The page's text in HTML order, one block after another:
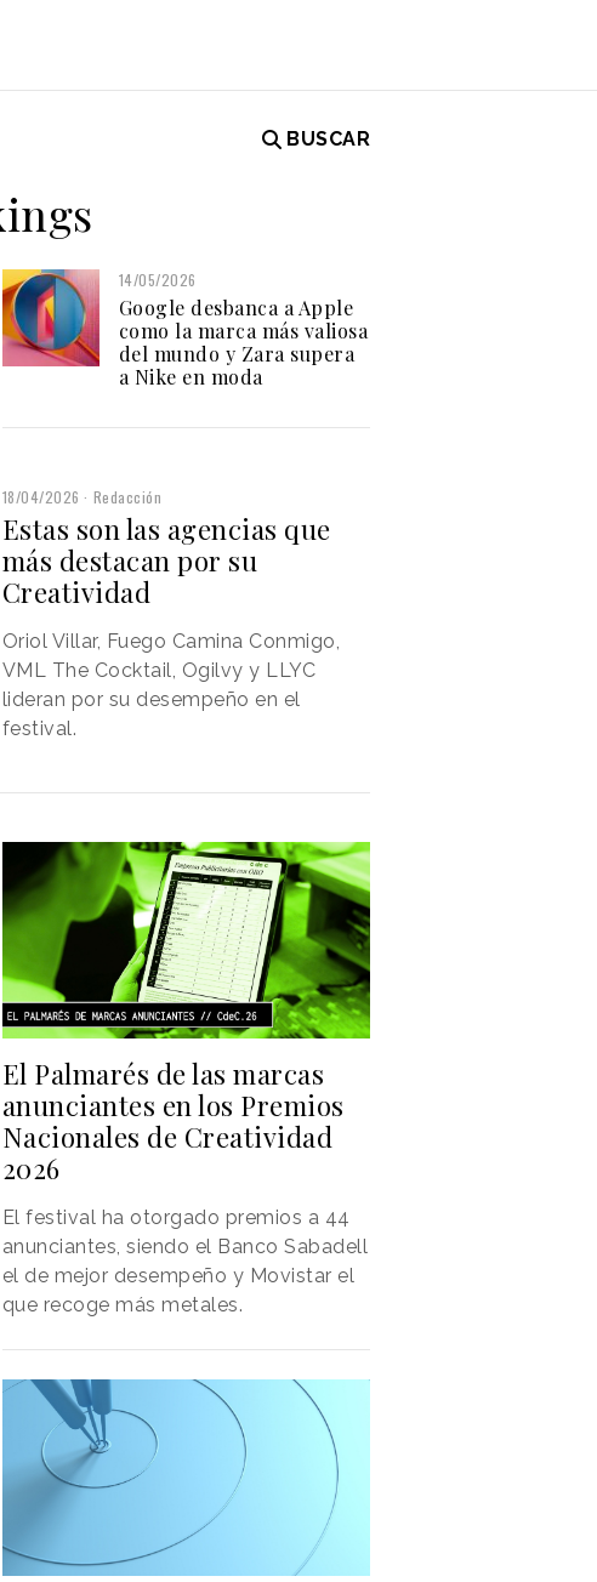
BUSCAR
14/05/2026
Google desbanca a Apple
como la marca más valiosa
del mundo y Zara supera
a Nike en moda
18/04/2026 Redacción
Estas son las agencias que
más destacan por su
Creatividad
Oriol Villar, Fuego Camina Conmigo,
VML The Cocktail, Ogilvy y LLYC
lideran por su desempeño en el
festival.
El Palmarés de las marcas
anunciantes en los Premios
Nacionales de Creatividad
2026
El festival ha otorgado premios a 44
anunciantes, siendo el Banco Sabadell
el de mejor desempeño y Movistar el
que recoge más metales.